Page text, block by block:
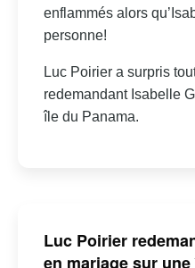
enflammés alors
personne!
Luc Poirier a surpris
redemandant Isabelle
île du Panama.
Luc Poirier
en mariage sur